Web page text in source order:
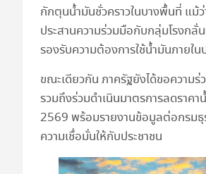
กักตุนน้ำมันชั่วคราวในบางพื้นที่ แม้
ประสานความร่วมมือกับกลุ่มโรงกลั่
รองรับความต้องการใช้น้ำมันภายใน
ขณะเดียวกัน ภาครัฐยังได้ขอความร่
รวมถึงร่วมดำเนินมาตรการลดราค
2569 พร้อมรายงานข้อมูลต่อกรม
ความเชื่อมั่นให้กับประชาชน